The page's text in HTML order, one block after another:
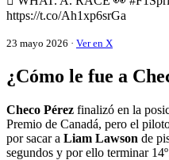
https://t.co/Ah1xp6srGa
23 mayo 2026 · Ver en X
¿Cómo le fue a
Checo Pérez finalizó en la
Premio de Canadá, pero el
por sacar a Liam Lawson de
segundos y por ello terminar